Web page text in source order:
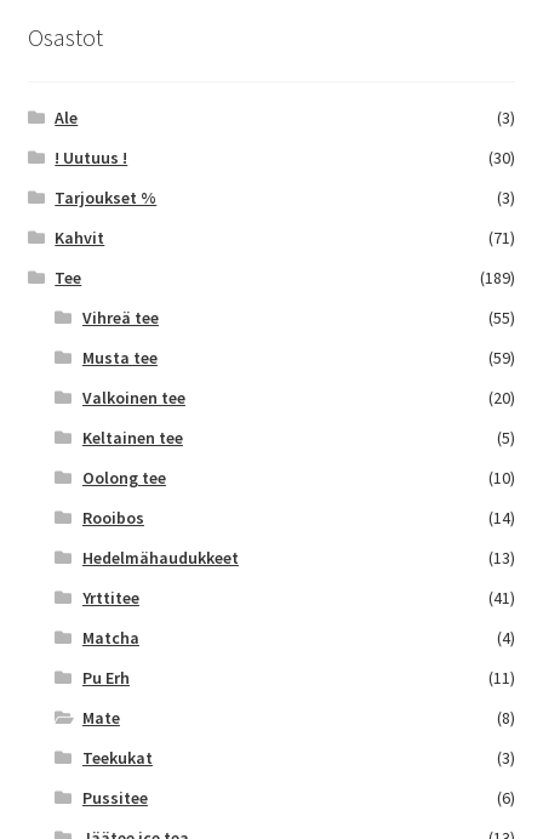
Osastot
Ale
(3)
! Uutuus !
(30)
Tarjoukset %
(3)
Kahvit
(71)
Tee
(189)
Vihreä tee
(55)
Musta tee
(59)
Valkoinen tee
(20)
Keltainen tee
(5)
Oolong tee
(10)
Rooibos
(14)
Hedelmähaudukkeet
(13)
Yrttitee
(41)
Matcha
(4)
Pu Erh
(11)
Mate
(8)
Teekukat
(3)
Pussitee
(6)